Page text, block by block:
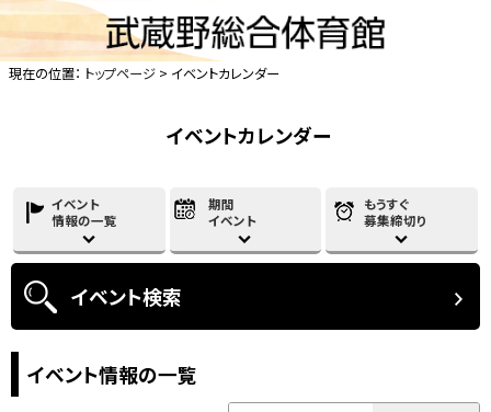
現在の位置： トップページ > イベントカレンダー
イベントカレンダー
イベント
情報の一覧
期間
イベント
もうすぐ
募集締切り
イベント検索
イベント情報の一覧